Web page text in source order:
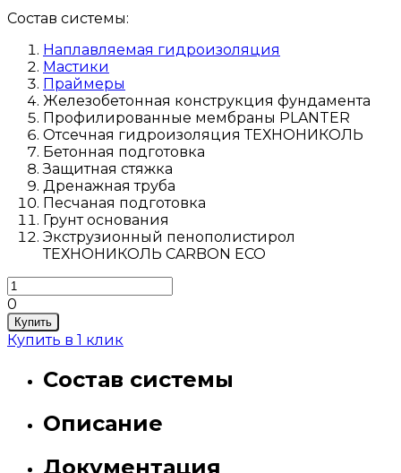
Состав системы:
Наплавляемая гидроизоляция
Мастики
Праймеры
Железобетонная конструкция фундамента
Профилированные мембраны PLANTER
Отсечная гидроизоляция ТЕХНОНИКОЛЬ
Бетонная подготовка
Защитная стяжка
Дренажная труба
Песчаная подготовка
Грунт основания
Экструзионный пенополистирол
ТЕХНОНИКОЛЬ CARBON ECO
0
Купить
Купить в 1 клик
Состав системы
Описание
Документация